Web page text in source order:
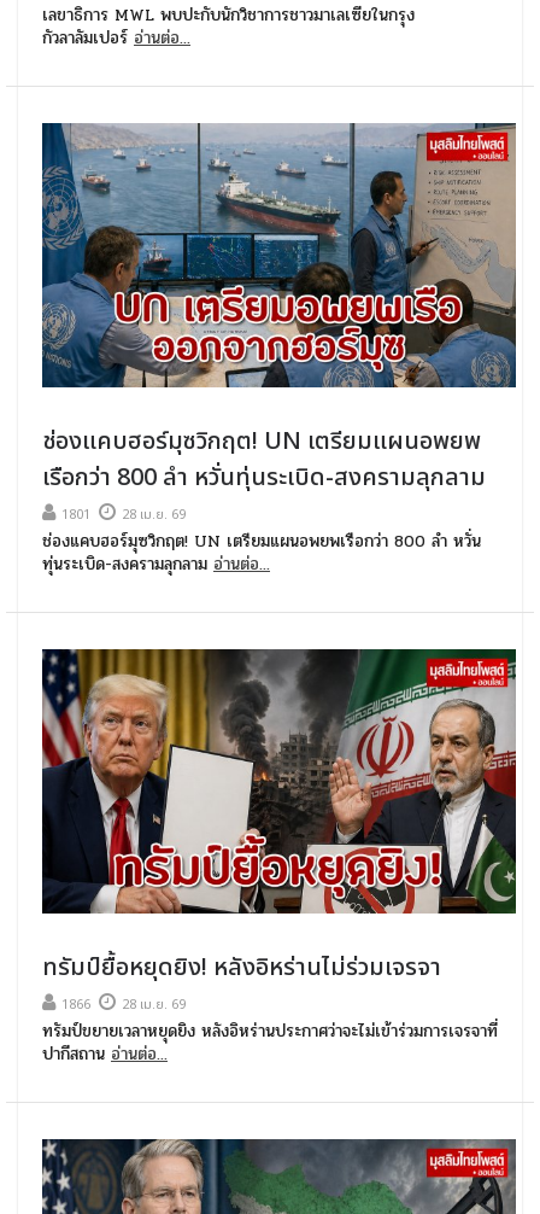
เลขาธิการ MWL พบปะกับนักวิชาการชาวมาเลเซียในกรุง
กัวลาลัมเปอร์ อ่านต่อ...
ช่องแคบฮอร์มุซวิกฤต! UN เตรียมแผนอพยพ
เรือกว่า 800 ลำ หวั่นทุ่นระเบิด-สงครามลุกลาม
1801 28 เม.ย. 69
ช่องแคบฮอร์มุซวิกฤต! UN เตรียมแผนอพยพเรือกว่า 800 ลำ หวั่น
ทุ่นระเบิด-สงครามลุกลาม อ่านต่อ...
ทรัมป์ยื้อหยุดยิง! หลังอิหร่านไม่ร่วมเจรจา
1866 28 เม.ย. 69
ทรัมป์ขยายเวลาหยุดยิง หลังอิหร่านประกาศว่าจะไม่เข้าร่วมการเจรจาที่
ปากีสถาน อ่านต่อ...